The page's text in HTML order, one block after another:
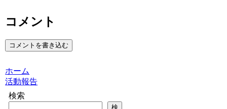
コメント
コメントを書き込む
ホーム
活動報告
検索
検